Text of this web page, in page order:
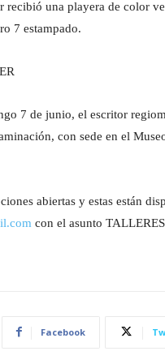
recibió una playera de color
7 estampado.
7 de junio, el escritor
con sede en el
abiertas y estas están
con el asunto
Facebook